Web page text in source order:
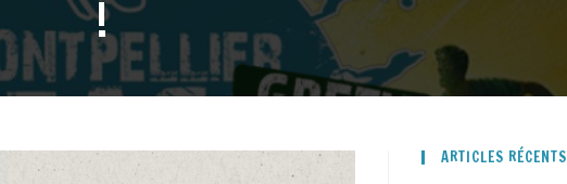
!
ARTICLES RÉCENTS